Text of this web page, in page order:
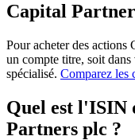
Capital
Pour acheter des
un compte titre, soit
spécialisé. Comparez les
Quel est l'ISIN
Partners plc ?